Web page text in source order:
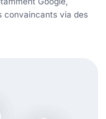
convaincants via des